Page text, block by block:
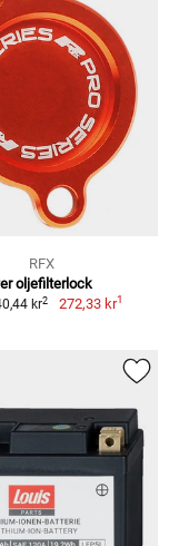
RFX
oljefilterlock
kr2 272,33 kr1